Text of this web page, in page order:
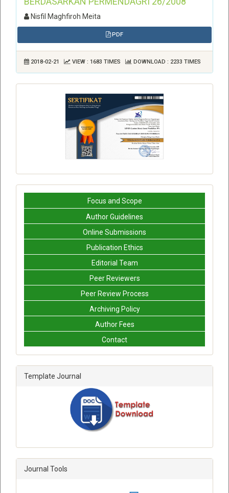
Nisfil Maghfiroh Meita
PDF
2018-02-21 VIEW : 1683 TIMES DOWNLOAD : 2233 TIMES
Focus and Scope
Author Guidelines
Online Submissions
Publication Ethics
Editorial Team
Peer Reviewers
Peer Review Process
Archiving Policy
Author Fees
Contact
Template Journal
Journal Tools